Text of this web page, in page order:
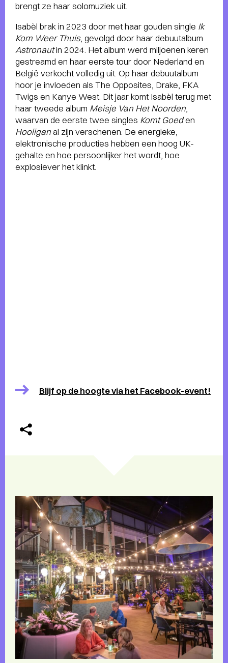
brengt ze haar solomuziek uit.
Isabèl brak in 2023 door met haar gouden single Ik
Kom Weer Thuis , gevolgd door haar debuutalbum
Astronautin 2024. Het album werd miljoenen keren
gestreamd en haar eerste tour door Nederland en
België verkocht volledig uit. Op haar debuutalbum
hoor je invloeden als The Opposites, Drake, FKA
Twigs en Kanye West. Dit jaar komt Isabèl terug met
haar tweede album Meisje Van Het Noorden
waarvan de eerste twee singles Komt Goeden
Hooliganal zijn verschenen. De energieke,
elektronische producties hebben een hoog UK-
gehalte en hoe persoonlijker het wordt, hoe
explosiever het klinkt.
Blijf op de hoogte via het Facebook-event!